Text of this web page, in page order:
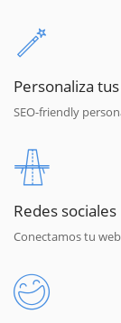
Personaliza
SEO-friendly
Redes sociales
Conectamos tu